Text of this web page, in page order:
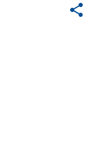
share